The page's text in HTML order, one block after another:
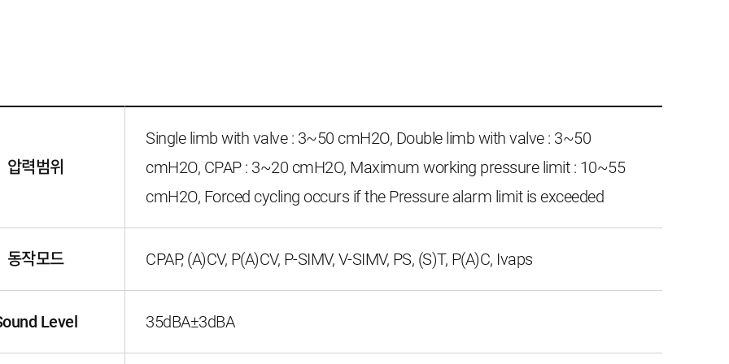
압력범위
Single limb with valve : 3~50 cmH2O, Double limb with valve : 3~50
cmH2O, CPAP : 3~20 cmH2O, Maximum working pressure limit : 10~55
cmH2O, Forced cycling occurs if the Pressure alarm limit is exceeded
동작모드 CPAP, (A)CV, P(A)CV, P-SIMV, V-SIMV, PS, (S)T, P(A)C, Ivaps
Level 35dBA±3dBA